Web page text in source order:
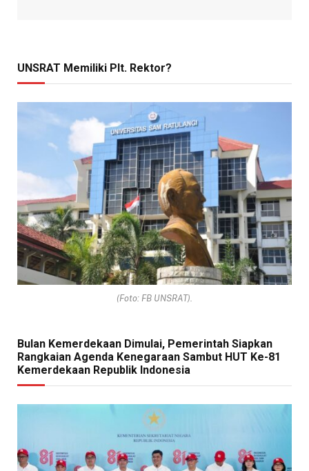
UNSRAT Memiliki Plt. Rektor?
(Foto: FB UNSRAT).
Bulan Kemerdekaan Dimulai, Pemerintah Siapkan
Rangkaian Agenda Kenegaraan Sambut HUT Ke-81
Kemerdekaan Republik Indonesia